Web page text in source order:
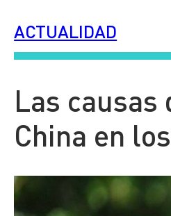
ACTUALIDAD
Las
China en